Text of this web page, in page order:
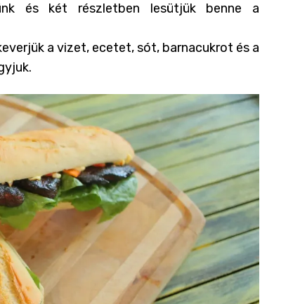
és két részletben lesütjük benne a
a vizet, ecetet, sót, barnacukrot és a